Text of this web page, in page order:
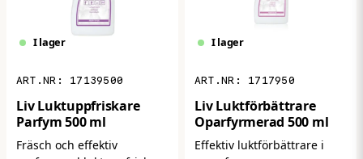
I lager
17139500
Liv Luktuppfriskare
Parfym 500 ml
Fräsch och effektiv
I lager
1717950
Liv Luktförbättrare
Oparfyrmerad 500 ml
Effektiv luktförbättrare i